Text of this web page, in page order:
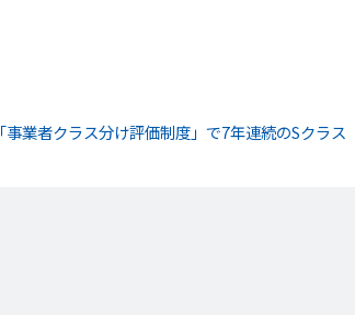
「事業者クラス分け評価制度」で7年連続のSクラ